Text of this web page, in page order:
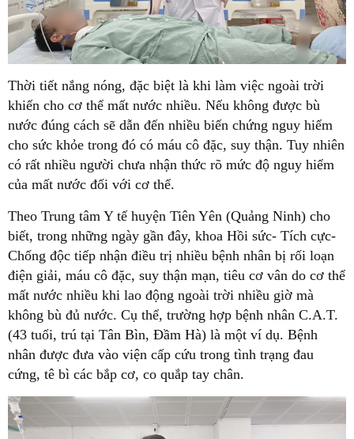
Thời tiết nắng nóng, đặc biệt là khi làm việc ngoài trời
khiến cho cơ thể mất nước nhiều. Nếu không được bù
nước đúng cách sẽ dẫn đến nhiều biến chứng nguy hiểm
cho sức khỏe trong đó có máu cô đặc, suy thận. Tuy nhiên
có rất nhiều người chưa nhận thức rõ mức độ nguy hiểm
của mất nước đối với cơ thể.
Theo Trung tâm Y tế huyện Tiên Yên (Quảng Ninh) cho
biết, trong những ngày gần đây, khoa Hồi sức- Tích cực-
Chống độc tiếp nhận điều trị nhiều bệnh nhân bị rối loạn
điện giải, máu cô đặc, suy thận mạn, tiêu cơ vân do cơ thể
mất nước nhiều khi lao động ngoài trời nhiều giờ mà
không bù đủ nước. Cụ thể, trường hợp bệnh nhân C.A.T.
(43 tuổi, trú tại Tân Bìn, Đầm Hà) là một ví dụ. Bệnh
nhân được đưa vào viện cấp cứu trong tình trạng đau
cứng, tê bì các bắp cơ, co quắp tay chân.